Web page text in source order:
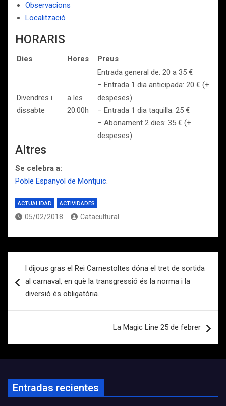
Observacions
Localització
HORARIS
Dies Hores Preus
Divendres i
dissabte
a les
20:00h
Entrada general de: 20 a 35 €
– Entrada 1 dia anticipada: 20 € (+
despeses)
– Entrada 1 dia taquilla: 25 €
– Abonament 2 dies: 35 € (+
despeses).
Altres
Se celebra a:
Poble Espanyol de Montjuïc.
ACTUALIDAD ACTIVIDADES
05/02/2018 Catacultural
de
entradas
l dijous gras el Rei Carnestoltes dóna el tret de sortida
al carnaval, en què la transgressió és la norma i la
diversió és obligatòria.
La Magic Line 25 de febrer
Entradas recientes